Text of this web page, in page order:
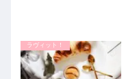
ラヴィット！